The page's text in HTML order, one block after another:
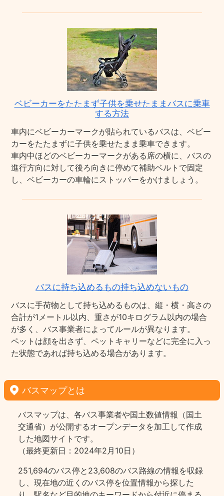
ベビーカーをたたまず子供を乗せたままバスに乗車
する方法
車内にベビーカーマークが貼られているバスは、ベビー
カーをたたまずに子供を乗せたまま乗車できます。
車内中ほどのベビーカーマークがある席の横に、バスの
進行方向に対して後ろ向きに停めて補助ベルトで固定
し、ベビーカーの車輪にストッパーをかけましょう。
バスに持ち込めるもの持ち込めないもの
バスに手荷物として持ち込めるものは、縦・横・高さの
合計が1メートル以内、重さが10キログラム以内の場合
が多く、バス事業者によってルールが異なります。
ペットは顔を出さず、ペットキャリーなどに完全に入っ
た状態であれば持ち込める場合があります。
バスマップとは
バスマップは、各バス事業者や国土数値情報（国土
交通省）が公開するオープンデータを加工して作成
した地図サイトです。
（最終更新日：2024年2月10日）
251,694のバス停と23,608のバス路線の情報を収録
し、現在地の近くのバス停を位置情報から探した